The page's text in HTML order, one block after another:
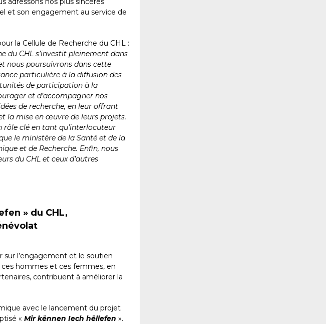
et son engagement au service de
la Cellule de Recherche du CHL :
du CHL s’investit pleinement dans
nous poursuivrons dans cette
particulière à la diffusion des
de participation à la
et d’accompagner nos
de recherche, en leur offrant
la mise en œuvre de leurs projets.
clé en tant qu’interlocuteur
le ministère de la Santé et de la
et de Recherche. Enfin, nous
du CHL et ceux d’autres
» du CHL,
sur l’engagement et le soutien
ces hommes et ces femmes, en
contribuent à améliorer la
avec le lancement du projet
« Mir kënnen Iech hëllefen ».